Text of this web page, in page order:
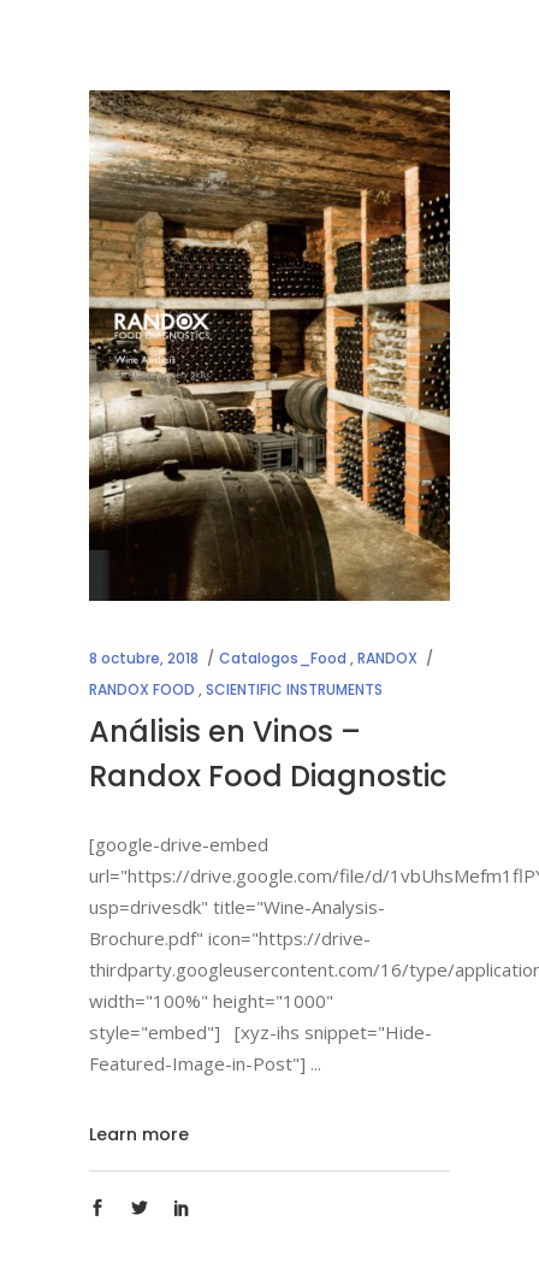
8 octubre, 2018 Catalogos_Food ,RANDOX
RANDOX FOOD ,SCIENTIFIC INSTRUMENTS
Análisis en Vinos –
Randox Food Diagnostic
[google-drive-embed
url="https://drive.google.com/file/d/
usp=drivesdk" title="Wine-Analysis-
Brochure.pdf" icon="https://drive-
thirdparty.googleusercontent.com/16/type/
width="100%" height="1000"
style="embed"] [xyz-ihs snippet="Hide-
Featured-Image-in-Post"]
Learn more